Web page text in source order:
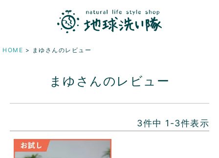
HOME まゆさんのレビュー
まゆさんのレビュー
3件中 1 -3件表示